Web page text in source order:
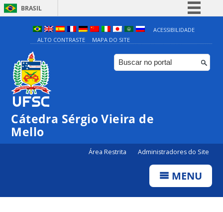
BRASIL
Simplifique!
Comunica BR
Participe
ACESSIBILIDADE
ALTO CONTRASTE
MAPA DO SITE
Cátedra Sérgio Vieira de
Mello
Área Restrita Administradores do Site
MENU